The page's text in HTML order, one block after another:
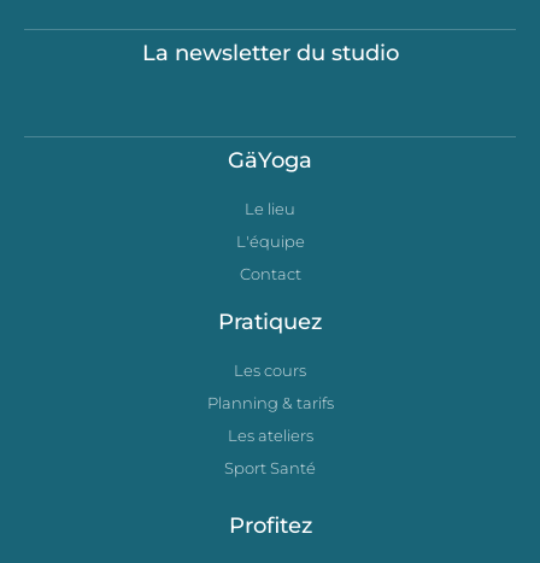
La newsletter du studio
GäYoga
Le lieu
L'équipe
Contact
Pratiquez
Les cours
Planning & tarifs
Les ateliers
Sport Santé
Profitez